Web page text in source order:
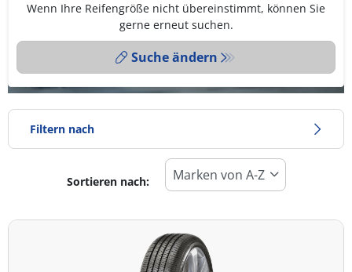
Wenn Ihre Reifengröße nicht übereinstimmt, können Sie
gerne erneut suchen.
Suche ändern
Filtern nach
Reifentyp
Alle Arten (3)
Sortieren nach: